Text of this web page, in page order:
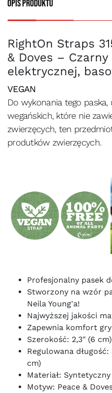
Opis produktu
RightOn Straps
& Doves –
elektrycznej,
VEGAN
Do wykonania tego paska,
wegańskich, które nie
zwierzęcych, ten
produtków zwierzęcych.
Profesjonalny pasek
Stworzony na wzór
Neila Young'a!
Najwyższej jakości
Zapewnia komfort gry
Szerokość: 2,3" (6 cm)
Regulowana
cm)
Materiał: Syntetyczny
Motyw: Peace &